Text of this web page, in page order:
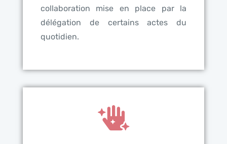
collaboration mise en place par la
délégation de certains actes du
quotidien.